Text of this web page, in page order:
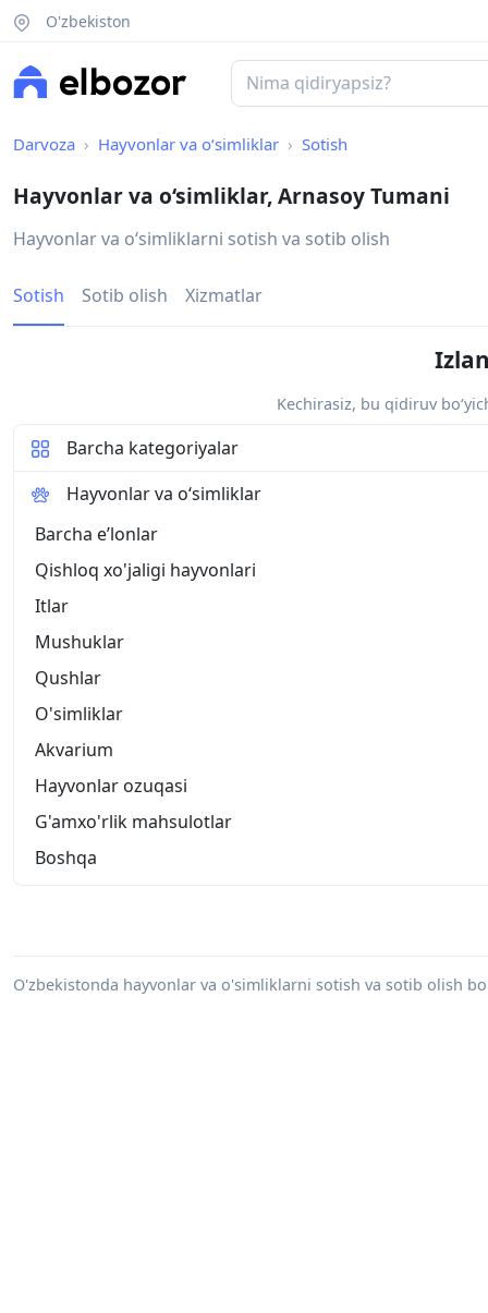
O'zbekiston
Darvoza Hayvonlar va o‘simliklar Sotish
Hayvonlar va o‘simliklar, Arnasoy Tumani
Hayvonlar va oʻsimliklarni sotish va sotib olish
Sotish Sotib olish Xizmatlar
Kechirasiz, bu qidiruv
Barcha kategoriyalar
Hayvonlar va o‘simliklar
Barcha eʼlonlar
Qishloq xo'jaligi hayvonlari
Itlar
Mushuklar
Qushlar
O'simliklar
Akvarium
Hayvonlar ozuqasi
G'amxo'rlik mahsulotlar
Boshqa
O'zbekistonda hayvonlar va o'simliklarni sotish va sotib olish